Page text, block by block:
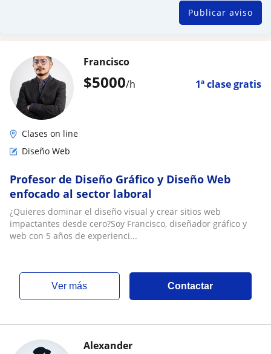
Publicar aviso
$5000/h 1ª clase gratis
Francisco
Clases on line
Diseño Web
Profesor de Diseño Gráfico y Diseño Web
enfocado al sector laboral
¿Quieres dominar el diseño visual y crear sitios web
impactantes desde cero?Soy Francisco, diseñador gráfico y
web con 5 años de experienci...
ver más Contactar
Alexander